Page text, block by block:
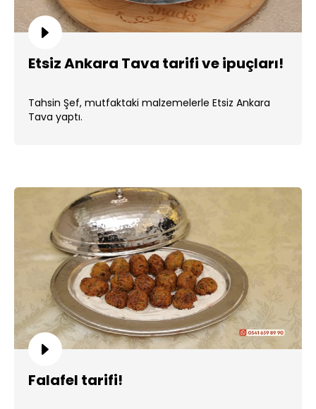
Etsiz Ankara Tava tarifi ve ipuçları!
Tahsin Şef, mutfaktaki malzemelerle Etsiz Ankara
Tava yaptı.
Falafel tarifi!